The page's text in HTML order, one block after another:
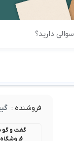
سوالی دارید؟
فروشنده :
گفت و گو
فروشگاه